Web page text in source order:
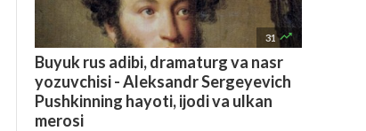
31 
Buyuk rus adibi, dramaturg va nasr
yozuvchisi - Aleksandr Sergeyevich
Pushkinning hayoti, ijodi va ulkan
merosi